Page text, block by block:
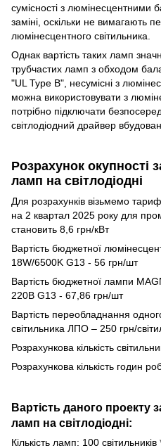
сумісності з люмінесцентними
заміні, оскільки не вимагають
люмінесцентного світильника.
Однак вартість таких ламп
трубчастих ламп з обходом
"UL Type B", несумісні з
можна використовувати з
потрібно підключати
світлодіодний драйвер
Розрахунок окупності
ламп на світлодіодні
Для розрахунків візьмемо
на 2 квартал 2025 року для
становить 8,6 грн/кВт
Вартість бюджетної
18W/6500K G13 - 56 грн/шт
Вартість бюджетної лампи
220В G13 - 67,86 грн/шт
Вартість переобладнання
світильника ЛПО – 250 грн/
Розрахункова кількість
Розрахункова кількість годин
Вартість даного проекту
ламп на світлодіодні:
Кількість ламп: 100